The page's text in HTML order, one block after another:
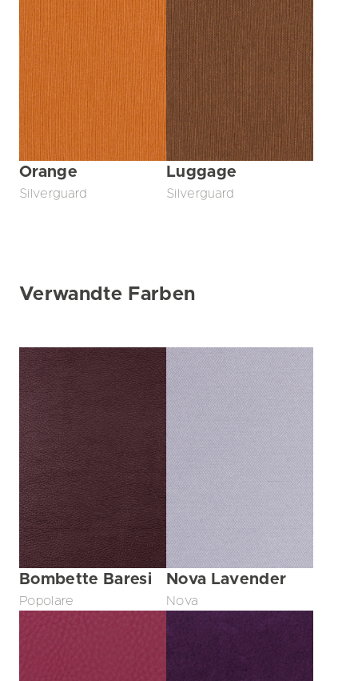
Orange
Silverguard
Luggage
Silverguard
Verwandte Farben
Bombette Baresi
Popolare
Nova Lavender
Nova